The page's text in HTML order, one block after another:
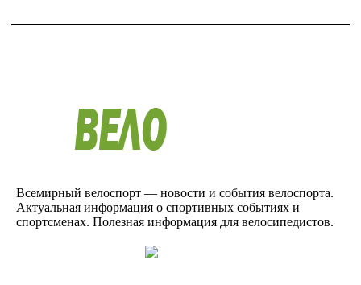
Всемирный велоспорт — новости и события велоспорта.
Актуальная информация о спортивных событиях и
спортсменах. Полезная информация для велосипедистов.